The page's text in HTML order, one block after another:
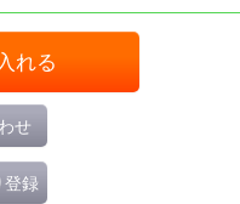
れる
せ
登録